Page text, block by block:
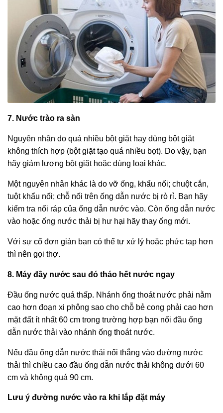
7. Nước trào ra sàn
Nguyên nhân do quá nhiều bột giặt hay dùng bột giặt
không thích hợp (bột giặt tạo quá nhiều bọt). Do vậy, bạn
hãy giảm lượng bột giặt hoặc dùng loại khác.
Một nguyên nhân khác là do vỡ ống, khẩu nối; chuột cắn,
tuột khẩu nối; chỗ nối trên ống dẫn nước bị rò rỉ. Bạn hãy
kiểm tra nối ráp của ống dẫn nước vào. Còn ống dẫn nước
vào hoặc ống nước thải bị hư hại hãy thay ống mới.
Với sự cố đơn giản bạn có thể tự xử lý hoặc phức tạp hơn
thì nên gọi thợ.
8. Máy đầy nước sau đó tháo hết nước ngay
Đầu ống nước quá thấp. Nhánh ống thoát nước phải nằm
cao hơn đoạn xi phông sao cho chỗ bẻ cong phải cao hơn
mặt đất ít nhất 60 cm trong trường hợp bạn nối đầu ống
dẫn nước thải vào nhánh ống thoát nước.
Nếu đầu ống dẫn nước thải nối thẳng vào đường nước
thải thì chiều cao đầu ống dẫn nước thải không dưới 60
cm và không quá 90 cm.
Lưu ý đường nước vào ra khi lắp đặt máy